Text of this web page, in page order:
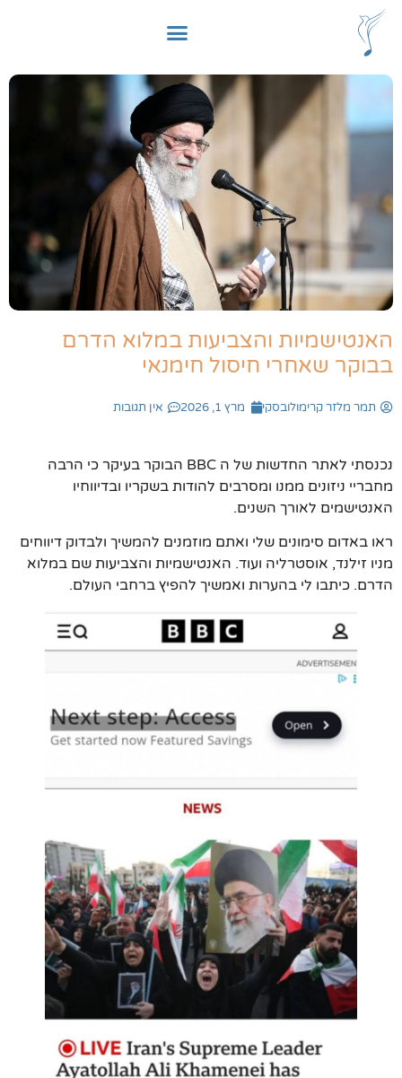
האנטישמיות והצביעות במלוא הדרם
בבוקר שאחרי חיסול חימנאי
תמר מלזר קרימולובסקי מרץ 1, 2026 אין תגובות
נכנסתי לאתר החדשות של ה BBC הבוקר בעיקר כי הרבה
מחבריי ניזונים ממנו ומסרבים להודות בשקריו ובדיווחיו
האנטישמים לאורך השנים.
ראו באדום סימונים שלי ואתם מוזמנים להמשיך ולבדוק דיווחים
מניו זילנד, אוסטרליה ועוד. האנטישמיות והצביעות שם במלוא
הדרם. כיתבו לי בהערות ואמשיך להפיץ ברחבי העולם.